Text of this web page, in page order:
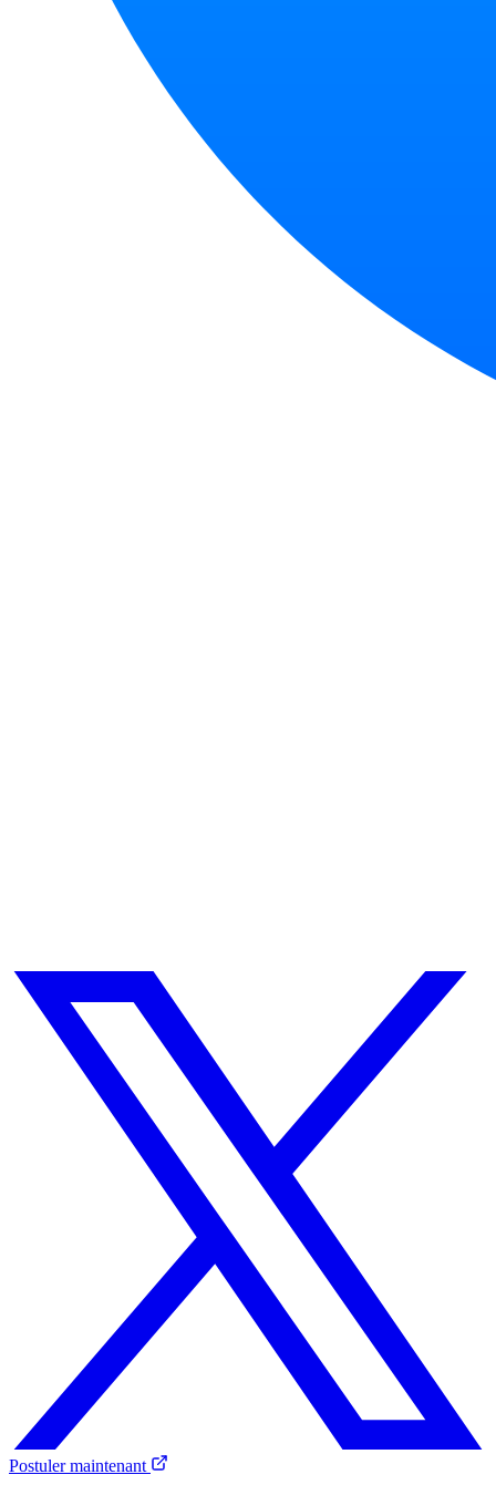
Postuler maintenant